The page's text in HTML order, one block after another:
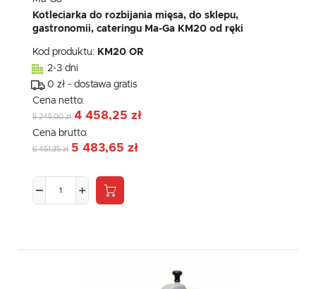
Kotleciarka do rozbijania mięsa, do sklepu,
gastronomii, cateringu Ma-Ga KM20 od ręki
Kod produktu: KM20 OR
2-3 dni
0 zł - dostawa gratis
Cena netto:
5 245,00 zł 4 458,25 zł
Cena brutto:
6 451,35 zł 5 483,65 zł